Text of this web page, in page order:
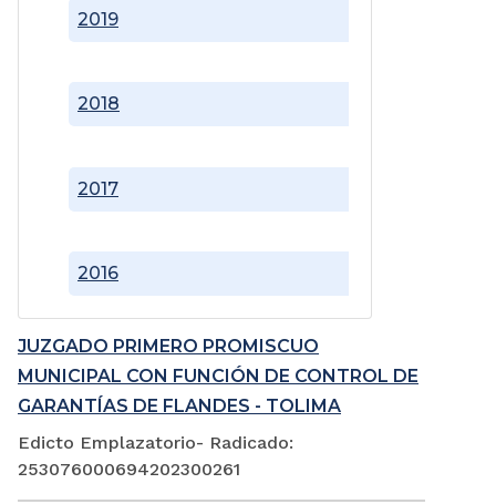
2016
2017
2018
2019
JUZGADO PRIMERO PROMISCUO
MUNICIPAL CON FUNCIÓN DE CONTROL DE
GARANTÍAS DE FLANDES - TOLIMA
Edicto Emplazatorio- Radicado:
253076000694202300261